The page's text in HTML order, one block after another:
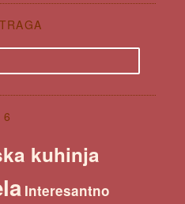
6
kuhinja
Interesantno